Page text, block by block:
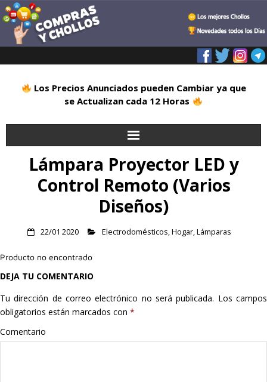
Los Precios Anunciados pueden Cambiar ya que
se Actualizan cada 12 Horas
Inicio
Alimentación
Hogar
Informática
Listas
Lámpara Proyector LED y
Control Remoto (Varios
Diseños)
22/01 2020 Electrodomésticos,Hogar,Lámparas
Producto no encontrado
DEJA TU COMENTARIO
Tu dirección de correo electrónico no será publicada. Los campos
obligatorios están marcados con *
Comentario